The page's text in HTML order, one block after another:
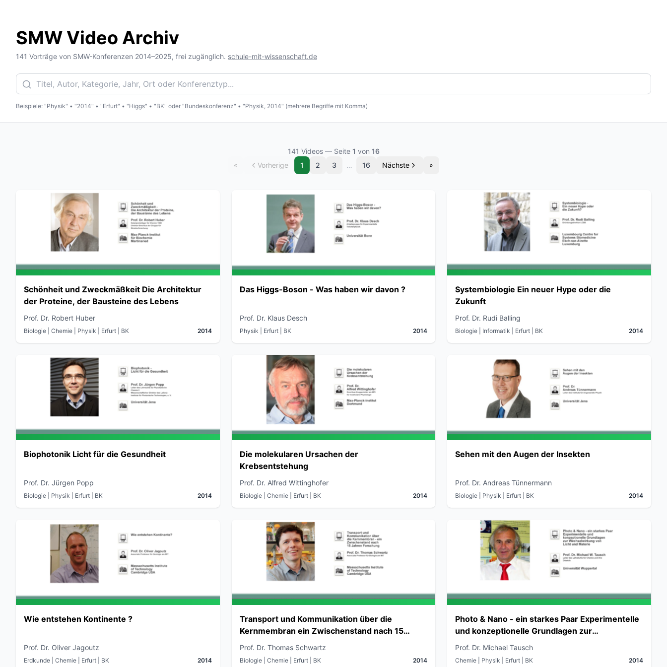
SMW Video Archiv
141 Vorträge von SMW-Konferenzen 2014–2025, frei zugänglich. schule-mit-wissenschaft.de
Beispiele: "Physik" • "2014" • "Erfurt" • "Higgs" • "BK" oder "Bundeskonferenz" • "Physik, 2014" (mehrere Begriffe mit Komma)
141 Videos— Seite 1 von 16
«
Vorherige 1 2 3 … 16 Nächste »
Schönheit und Zweckmäßkeit Die Architektur
der Proteine, der Bausteine des Lebens
Prof. Dr. Robert Huber
Biologie | Chemie | Physik | Erfurt | BK 2014
Das Higgs-Boson - Was haben wir davon ?
Prof. Dr. Klaus Desch
Physik | Erfurt| BK 2014
Systembiologie Ein neuer Hype oder die
Zukunft
Prof. Dr. Rudi Balling
Biologie | Informatik | Erfurt | BK 2014
Biophotonik Licht für die Gesundheit
Prof. Dr. Jürgen Popp
Biologie | Physik | Erfurt | BK 2014
Die molekularen Ursachen der
Krebsentstehung
Prof. Dr. Alfred Wittinghofer
Biologie | Chemie| Erfurt| BK 2014
Sehen mit den Augen der Insekten
Prof. Dr. Andreas Tünnermann
Biologie | Physik | Erfurt | BK 2014
Wie entstehen Kontinente ?
Prof. Dr. Oliver Jagoutz
Erdkunde | Chemie | Erfurt | BK 2014
Transport und Kommunikation über die
Kernmembran ein Zwischenstand nach 15
Jahren Forschung
Prof. Dr. Thomas Schwartz
Biologie | Chemie| Erfurt| BK 2014
Photo & Nano - ein starkes Paar Experimentelle
und konzeptionelle Grundlagen zur
Wechselwirkung von Licht und Materie
Prof. Dr. Michael Tausch
Chemie | Physik | Erfurt | BK 2014